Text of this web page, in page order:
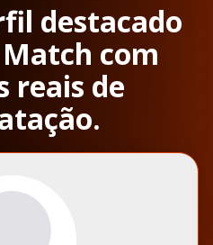
destacado
com
reais de